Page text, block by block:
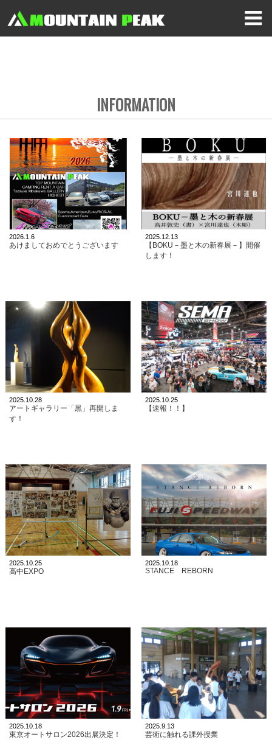
INFORMATION
2026.1.6
あけましておめでとうございます
2025.12.13
【BOKU－墨と木の新春展－】開催
します！
2025.10.28
アートギャラリー「黒」再開しま
す！
2025.10.25
【速報！！】
2025.10.25
高中EXPO
2025.10.18
STANCE REBORN
2025.10.18
東京オートサロン2026出展決定！
2025.9.13
芸術に触れる課外授業